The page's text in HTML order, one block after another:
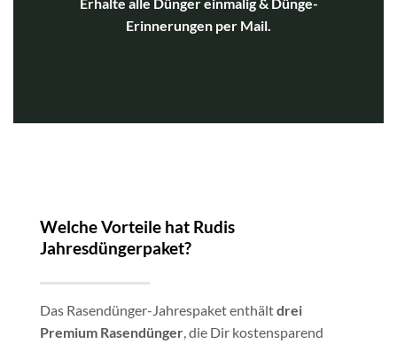
Erinnerungen per Mail.
Welche Vorteile hat Rudis
Jahresdüngerpaket?
Das Rasendünger-Jahrespaket enthältdrei
Premium Rasendünger , die Dir kostensparend